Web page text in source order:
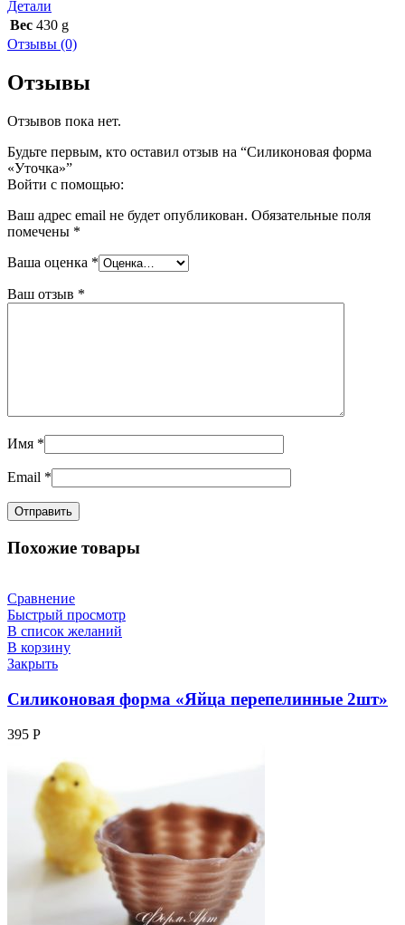
Детали
Вес 430 g
Отзывы (0)
Отзывы
Отзывов пока нет.
Будьте первым, кто оставил отзыв на “Силиконовая форма
«Уточка»”
Войти с помощью:
Ваш адрес email не будет опубликован. Обязательные поля
помечены *
Ваша оценка *
Ваш отзыв *
Имя *
Email *
Похожие товары
Сравнение
Быстрый просмотр
В список желаний
В корзину
Закрыть
Силиконовая форма «Яйца перепелинные 2шт»
395 Р